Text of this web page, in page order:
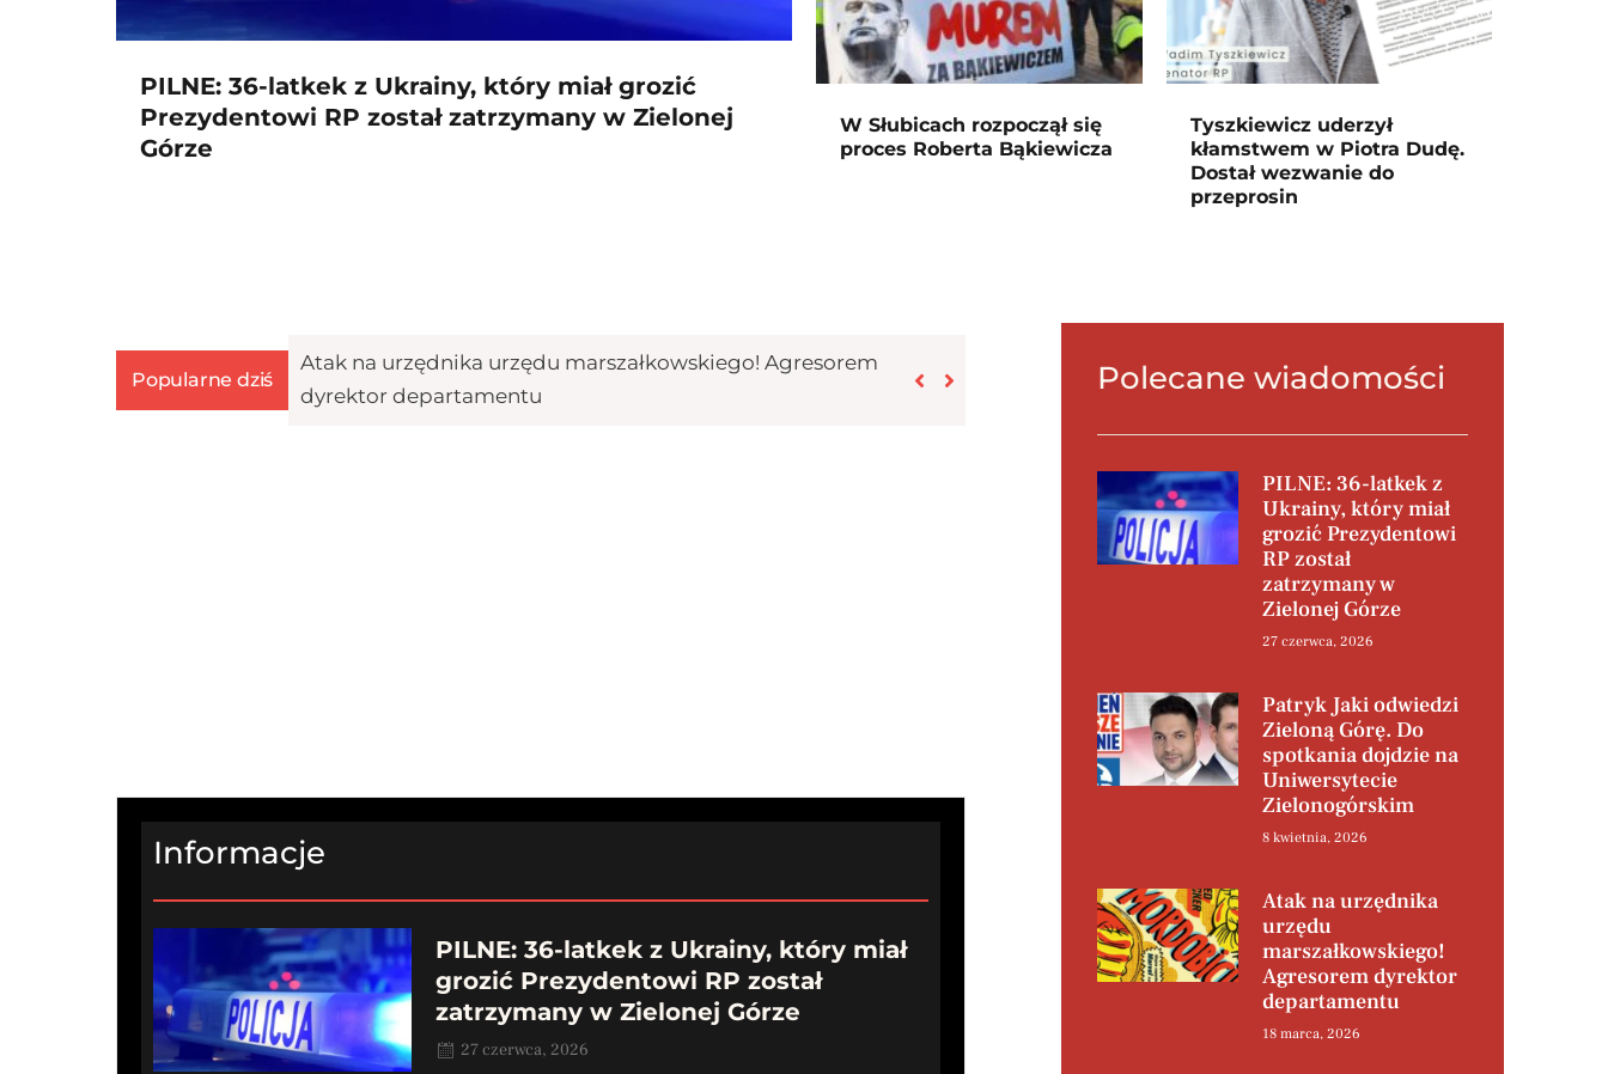
PILNE: 36-latkek z Ukrainy, który miał grozić
Prezydentowi RP został zatrzymany w Zielonej
Górze
W Słubicach rozpoczął się
proces Roberta Bąkiewicza
Tyszkiewicz uderzył
kłamstwem w Piotra Dudę.
Dostał wezwanie do
przeprosin
Popularne dziś
Atak na urzędnika urzędu marszałkowskiego! Agresorem
dyrektor departamentu
Informacje
PILNE: 36-latkek z Ukrainy, który miał
grozić Prezydentowi RP został
zatrzymany w Zielonej Górze
27 czerwca, 2026
Polecane wiadomości
PILNE: 36-latkek z
Ukrainy, który miał
grozić Prezydentowi
RP został
zatrzymany w
Zielonej Górze
27 czerwca, 2026
Patryk Jaki odwiedzi
Zieloną Górę. Do
spotkania dojdzie na
Uniwersytecie
Zielonogórskim
8 kwietnia, 2026
Atak na urzędnika
urzędu
marszałkowskiego!
Agresorem dyrektor
departamentu
18 marca, 2026